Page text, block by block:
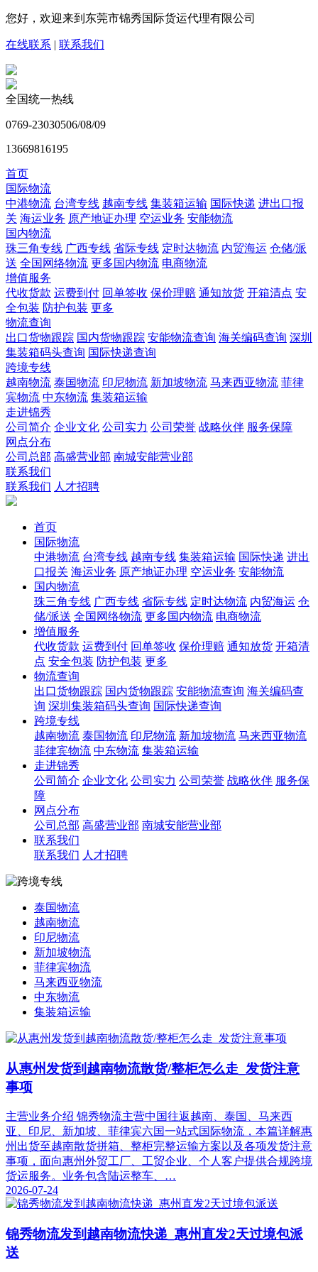
您好，欢迎来到东莞市锦秀国际货运代理有限公司
在线联系 | 联系我们
全国统一热线
0769-23030506/08/09
13669816195
首页
国际物流
中港物流 台湾专线 越南专线 集装箱运输 国际快递 进出口报
关 海运业务 原产地证办理 空运业务 安能物流
国内物流
珠三角专线 广西专线 省际专线 定时达物流 内贸海运 仓储/派
送 全国网络物流 更多国内物流 电商物流
增值服务
代收货款 运费到付 回单签收 保价理赔 通知放货 开箱清点 安
全包装 防护包装 更多
物流查询
出口货物跟踪 国内货物跟踪 安能物流查询 海关编码查询 深圳
集装箱码头查询 国际快递查询
跨境专线
越南物流 泰国物流 印尼物流 新加坡物流 马来西亚物流 菲律
宾物流 中东物流 集装箱运输
走进锦秀
公司简介 企业文化 公司实力 公司荣誉 战略伙伴 服务保障
网点分布
公司总部 高盛营业部 南城安能营业部
联系我们
联系我们 人才招聘
首页
国际物流
中港物流 台湾专线 越南专线 集装箱运输 国际快递 进出
口报关 海运业务 原产地证办理 空运业务 安能物流
国内物流
珠三角专线 广西专线 省际专线 定时达物流 内贸海运 仓
储/派送 全国网络物流 更多国内物流 电商物流
增值服务
代收货款 运费到付 回单签收 保价理赔 通知放货 开箱清
点 安全包装 防护包装 更多
物流查询
出口货物跟踪 国内货物跟踪 安能物流查询 海关编码查
询 深圳集装箱码头查询 国际快递查询
跨境专线
越南物流 泰国物流 印尼物流 新加坡物流 马来西亚物流
菲律宾物流 中东物流 集装箱运输
走进锦秀
公司简介 企业文化 公司实力 公司荣誉 战略伙伴 服务保
障
网点分布
公司总部 高盛营业部 南城安能营业部
联系我们
联系我们 人才招聘
泰国物流
越南物流
印尼物流
新加坡物流
菲律宾物流
马来西亚物流
中东物流
集装箱运输
从惠州发货到越南物流散货/整柜怎么走_发货注意
事项
主营业务介绍 锦秀物流主营中国往返越南、泰国、马来西
亚、印尼、新加坡、菲律宾六国一站式国际物流，本篇详解惠
州出货至越南散货拼箱、整柜完整运输方案以及各项发货注意
事项，面向惠州外贸工厂、工贸企业、个人客户提供合规跨境
货运服务。业务包含陆运整车、…
2026-07-24
锦秀物流发到越南物流快递_惠州直发2天过境包派
送